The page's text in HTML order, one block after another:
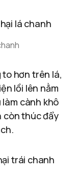
hơn trên lá,
lồi lên nằm
cành khô
còn thúc đẩy